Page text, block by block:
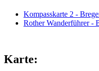
Kompasskarte 2 -
Rother Wanderführer -
Karte: